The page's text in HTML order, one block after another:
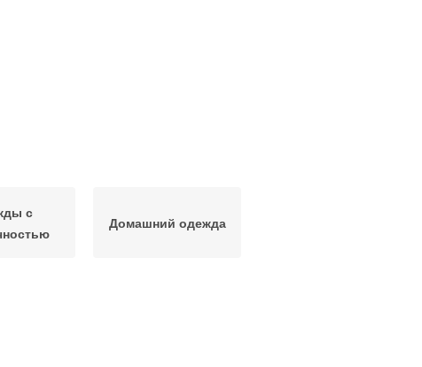
с
Домашний одежда